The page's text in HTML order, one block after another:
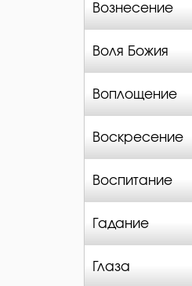
Вознесение
Воля Божия
Воплощение
Воскресение
Воспитание
Гадание
Глаза